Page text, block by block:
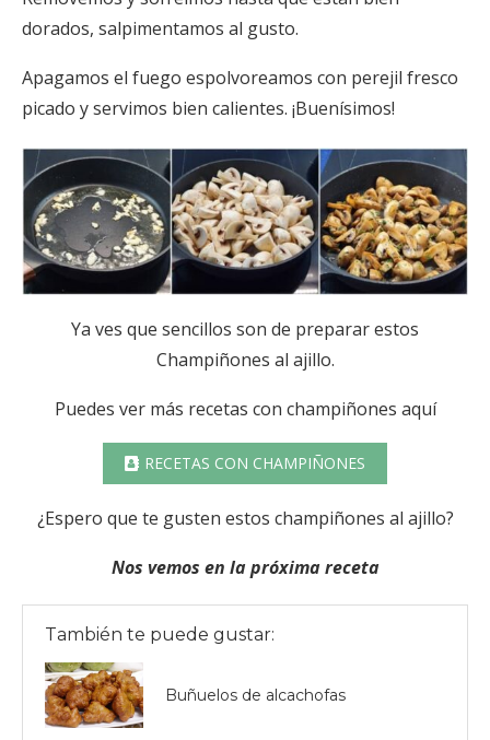
dorados, salpimentamos al gusto.
Apagamos el fuego espolvoreamos con perejil fresco
picado y servimos bien calientes. ¡Buenísimos!
Ya ves que sencillos son de preparar estos
Champiñones al ajillo.
Puedes ver más recetas con champiñones aquí
RECETAS CON CHAMPIÑONES
¿Espero que te gusten estos champiñones al ajillo?
Nos vemos en la próxima receta
También te puede gustar:
Buñuelos de alcachofas